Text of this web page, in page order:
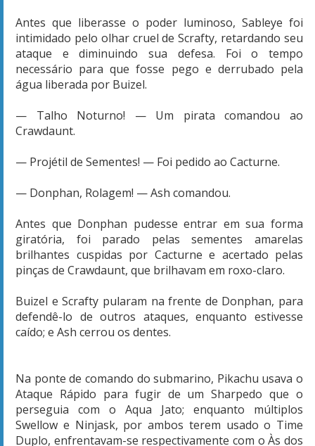
Antes que liberasse o poder luminoso, Sableye foi
intimidado pelo olhar cruel de Scrafty, retardando seu
ataque e diminuindo sua defesa. Foi o tempo
necessário para que fosse pego e derrubado pela
água liberada por Buizel.
— Talho Noturno! — Um pirata comandou ao
Crawdaunt.
— Projétil de Sementes! — Foi pedido ao Cacturne.
— Donphan, Rolagem! — Ash comandou.
Antes que Donphan pudesse entrar em sua forma
giratória, foi parado pelas sementes amarelas
brilhantes cuspidas por Cacturne e acertado pelas
pinças de Crawdaunt, que brilhavam em roxo-claro.
Buizel e Scrafty pularam na frente de Donphan, para
defendê-lo de outros ataques, enquanto estivesse
caído; e Ash cerrou os dentes.
Na ponte de comando do submarino, Pikachu usava o
Ataque Rápido para fugir de um Sharpedo que o
perseguia com o Aqua Jato; enquanto múltiplos
Swellow e Ninjask, por ambos terem usado o Time
Duplo, enfrentavam-se respectivamente com o Às dos